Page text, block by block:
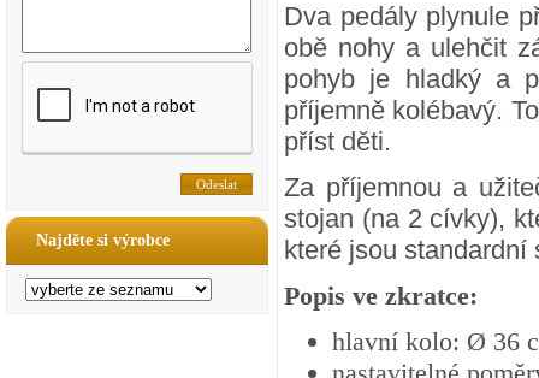
Najděte si výrobce
Dva pedály plynule
obě nohy a ulehčit
pohyb je hladký a
příjemně kolébavý.
příst děti.
Za příjemnou a
stojan (na 2 cívky),
které jsou
Popis ve zkratce:
hlavní kolo: Ø 36